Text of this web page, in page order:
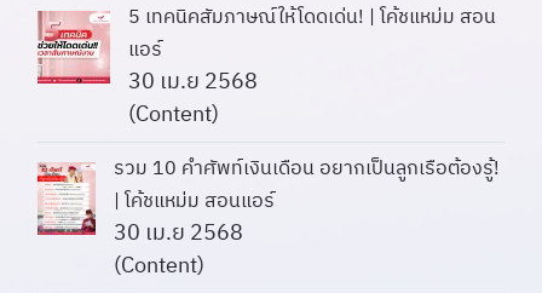
5 เทคนิคสัมภาษณ์ให้โดดเด่น! | โค้ชแหม่ม สอน
แอร์
30 เม.ย 2568
(Content)
รวม 10 คำศัพท์เงินเดือน อยากเป็นลูกเรือต้องรู้!
| โค้ชแหม่ม สอนแอร์
30 เม.ย 2568
(Content)